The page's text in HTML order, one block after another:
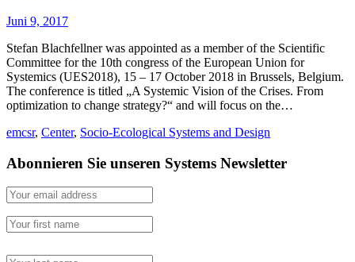
Juni 9, 2017
Stefan Blachfellner was appointed as a member of the Scientific
Committee for the 10th congress of the European Union for
Systemics (UES2018), 15 – 17 October 2018 in Brussels, Belgium.
The conference is titled „A Systemic Vision of the Crises. From
optimization to change strategy?“ and will focus on the…
emcsr, Center, Socio-Ecological Systems and Design
Abonnieren Sie unseren Systems Newsletter